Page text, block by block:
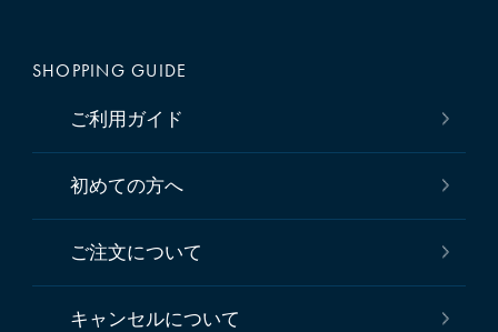
SHOPPING GUIDE
ご利用ガイド
初めての方へ
ご注文について
キャンセルについて